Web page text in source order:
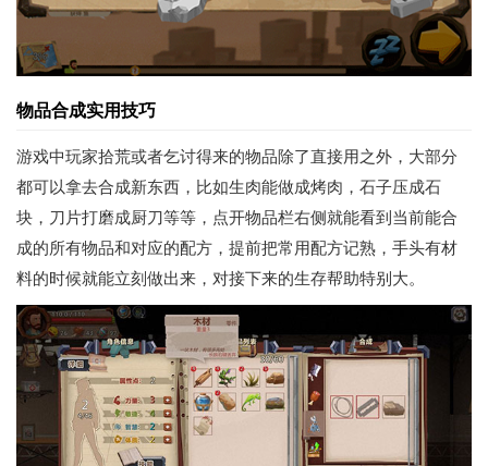
物品合成实用技巧
游戏中玩家拾荒或者乞讨得来的物品除了直接用之外，大部分
都可以拿去合成新东西，比如生肉能做成烤肉，石子压成石
块，刀片打磨成厨刀等等，点开物品栏右侧就能看到当前能合
成的所有物品和对应的配方，提前把常用配方记熟，手头有材
料的时候就能立刻做出来，对接下来的生存帮助特别大。